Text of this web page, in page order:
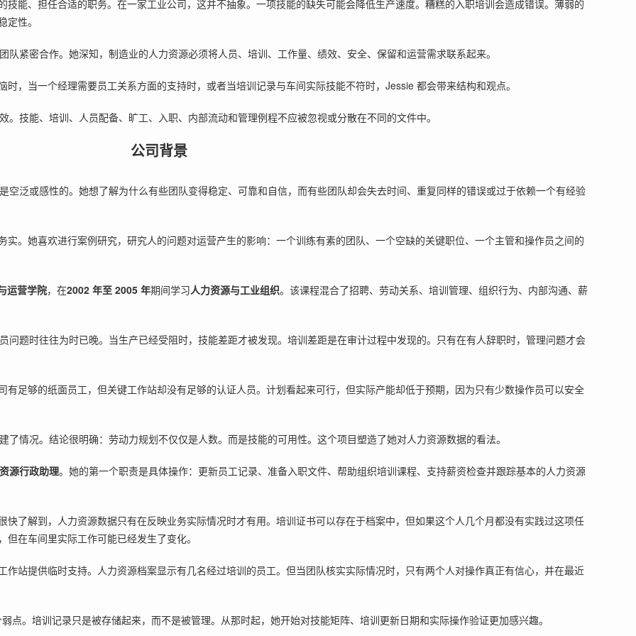
能、担任合适的职务。在一家工业公司，这并不抽象。一项技能的缺失可能会降低生产速度。糟糕的入职培训会造成错误。薄弱的
性。
紧密合作。她深知，制造业的人力资源必须将人员、培训、工作量、绩效、安全、保留和运营需求联系起来。
，当一个经理需要员工关系方面的支持时，或者当培训记录与车间实际技能不符时，Jessie 都会带来结构和观点。
。技能、培训、人员配备、旷工、入职、内部流动和管理例程不应被忽视或分散在不同的文件中。
公司背景
空泛或感性的。她想了解为什么有些团队变得稳定、可靠和自信，而有些团队却会失去时间、重复同样的错误或过于依赖一个有经验
。她喜欢进行案例研究，研究人的问题对运营产生的影响：一个训练有素的团队、一个空缺的关键职位、一个主管和操作员之间的
运营学院，在2002 年至 2005 年期间学习人力资源与工业组织。该课程混合了招聘、劳动关系、培训管理、组织行为、内部沟通、薪
问题时往往为时已晚。当生产已经受阻时，技能差距才被发现。培训差距是在审计过程中发现的。只有在有人辞职时，管理问题才会
足够的纸面员工，但关键工作站却没有足够的认证人员。计划看起来可行，但实际产能却低于预期，因为只有少数操作员可以安全
情况。结论很明确：劳动力规划不仅仅是人数。而是技能的可用性。这个项目塑造了她对人力资源数据的看法。
源行政助理。她的第一个职责是具体操作：更新员工记录、准备入职文件、帮助组织培训课程、支持薪资检查并跟踪基本的人力资源
了解到，人力资源数据只有在反映业务实际情况时才有用。培训证书可以存在于档案中，但如果这个人几个月都没有实践过这项任
在车间里实际工作可能已经发生了变化。
站提供临时支持。人力资源档案显示有几名经过培训的员工。但当团队核实实际情况时，只有两个人对操作真正有信心，并在最近
点。培训记录只是被存储起来，而不是被管理。从那时起，她开始对技能矩阵、培训更新日期和实际操作验证更加感兴趣。